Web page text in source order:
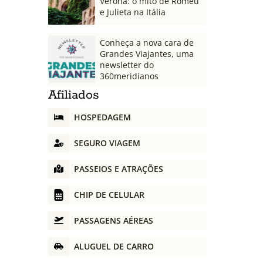
e Julieta na Itália
Conheça a nova cara de
Grandes Viajantes, uma
newsletter do
360meridianos
Afiliados
HOSPEDAGEM
SEGURO VIAGEM
PASSEIOS E ATRAÇÕES
CHIP DE CELULAR
PASSAGENS AÉREAS
ALUGUEL DE CARRO